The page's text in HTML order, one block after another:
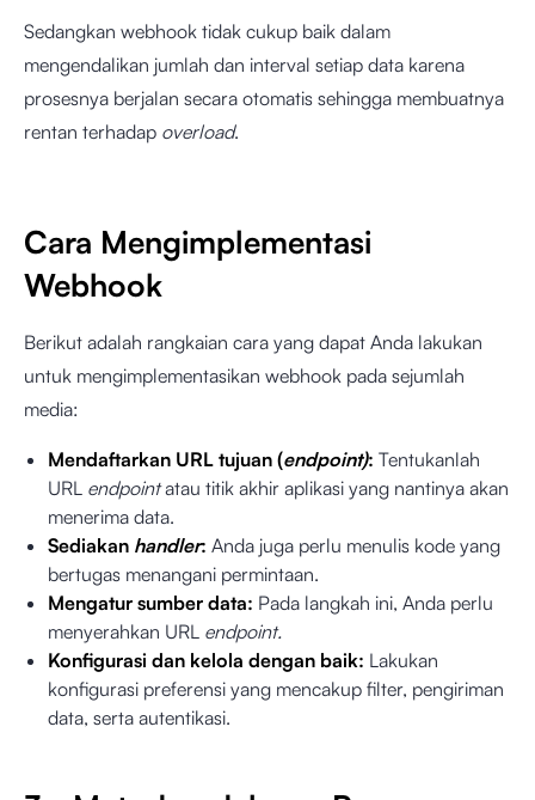
Sedangkan webhook tidak cukup baik dalam
mengendalikan jumlah dan interval setiap data karena
prosesnya berjalan secara otomatis sehingga membuatnya
rentan terhadap overload.
Cara Mengimplementasi
Webhook
Berikut adalah rangkaian cara yang dapat Anda lakukan
untuk mengimplementasikan webhook pada sejumlah
media:
Mendaftarkan URL tujuan (endpoint): Tentukanlah
URL endpointatau titik akhir aplikasi yang nantinya akan
menerima data.
Sediakan handler: Anda juga perlu menulis kode yang
bertugas menangani permintaan.
Mengatur sumber data: Pada langkah ini, Anda perlu
menyerahkan URL endpoint.
Konfigurasi dan kelola dengan baik: Lakukan
konfigurasi preferensi yang mencakup filter, pengiriman
data, serta autentikasi.